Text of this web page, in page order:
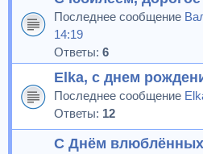
Последнее сообщение
14:19
Ответы: 6
Elka, с днем
Последнее сообщение
Ответы: 12
С Днём